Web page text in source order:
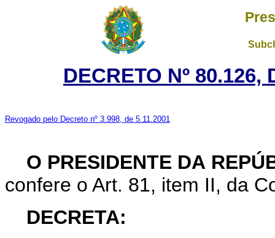
DECRETO Nº 80.126,
Revogado pelo Decreto nº 3.998, de 5.11.2001
O PRESIDENTE DA
confere o Art. 81, item II, da
DECRETA: